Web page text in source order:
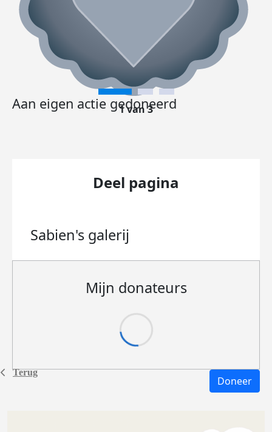
Terug
Aan eigen actie gedoneerd
1 van 3
Deel pagina
Sabien's galerij
Mijn donateurs
Doneer